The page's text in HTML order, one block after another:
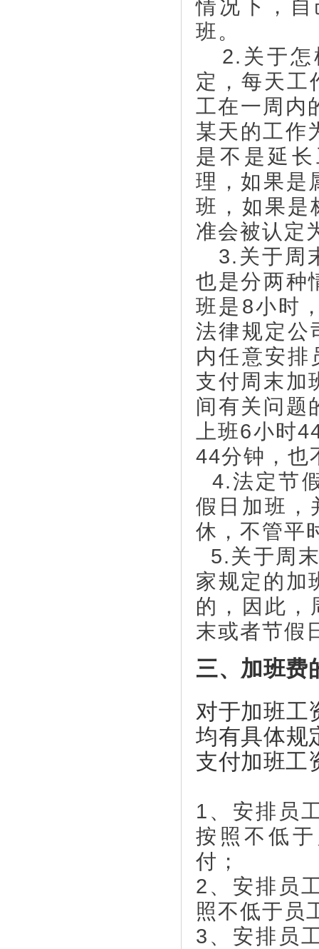
情况下，
班。
2.关于怎
定，每天工
工在一周内
某天的工作
是不是延
理，如果是
班，如果是
准会被认定
3.关于周
也是分两种
班是8小时
法律规定公
内任意安排
支付周末加
间有关问题
上班6小时
44分钟，也
4.法定节
假日加班，
休，不管平
5.关于周
家规定的加
的，因此，
末或者节假
三、加班费
对于加班工
均有具体规
支付加班工
1、安排员
按照不低
付；
2、安排员
照不低于员
3、安排员